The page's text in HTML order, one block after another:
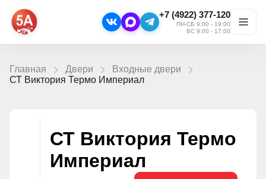
+7 (4922) 377-120
ПН-СБ 9:00 - 19:00
ВС 9:00 - 17:00
Главная Двери
Входные двери
СТ Виктория Термо Империал
СТ Виктория Термо
Империал